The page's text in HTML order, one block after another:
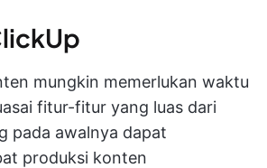
mungkin memerlukan waktu
fitur-fitur yang luas dari
pada awalnya dapat
produksi konten